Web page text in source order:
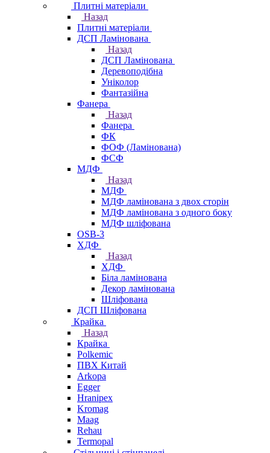
Плитні матеріали
Назад
Плитні матеріали
ДСП Ламінована
Назад
ДСП Ламінована
Деревоподібна
Уніколор
Фантазійна
Фанера
Назад
Фанера
ФК
ФОФ (Ламінована)
ФСФ
МДФ
Назад
МДФ
МДФ ламінована з двох сторін
МДФ ламінована з одного боку
МДФ шліфована
OSB-3
ХДФ
Назад
ХДФ
Біла ламінована
Декор ламінована
Шліфована
ДСП Шліфована
Крайка
Назад
Крайка
Polkemic
ПВХ Китай
Arkopa
Egger
Hranipex
Kromag
Maag
Rehau
Termopal